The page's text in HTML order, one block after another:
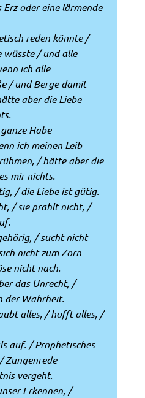
oder eine lärmende
reden könnte /
wüsste / und alle
ich alle
/ und Berge damit
aber die Liebe
Habe
ich meinen Leib
/ hätte aber die
mir nichts.
/ die Liebe ist gütig.
/ sie prahlt nicht, /
/ sucht nicht
nicht zum Zorn
nicht nach.
das Unrecht, /
der Wahrheit.
alles, / hofft alles, /
auf. / Prophetisches
Zungenrede
vergeht.
Erkennen, /